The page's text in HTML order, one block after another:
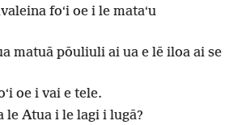
foʻi oe i le mataʻu
matuā pōuliuli ai ua e lē iloa ai se
oe i vai e tele.
le Atua i le lagi i lugā?